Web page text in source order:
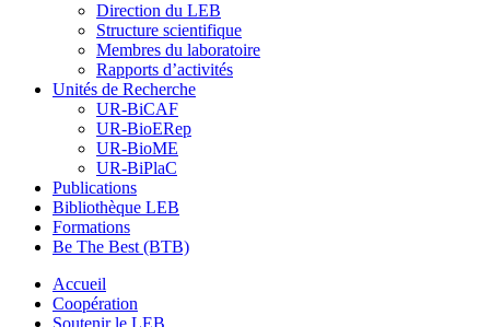
Direction du LEB
Structure scientifique
Membres du laboratoire
Rapports d’activités
Unités de Recherche
UR-BiCAF
UR-BioERep
UR-BioME
UR-BiPlaC
Publications
Bibliothèque LEB
Formations
Be The Best (BTB)
Accueil
Coopération
Soutenir le LEB